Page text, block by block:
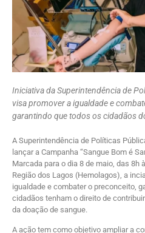
Iniciativa da Superintendência de
visa promover a igualdade e
garantindo que todos os cidadãos
A Superintendência de Políticas
lançar a Campanha “Sangue Bom é
Marcada para o dia 8 de maio, das 8h
Região dos Lagos (Hemolagos), a
igualdade e combater o preconceito,
cidadãos tenham o direito de
da doação de sangue.
A ação tem como objetivo ampliar a